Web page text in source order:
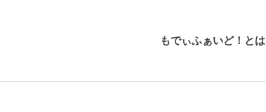
もでぃふぁいど！とは